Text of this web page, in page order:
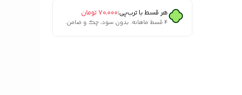
هر قسط با ترب‌پی:۷۰٬۰۰۰تومان
۴ قسط ماهانه. بدون سود، چک و ضامن.